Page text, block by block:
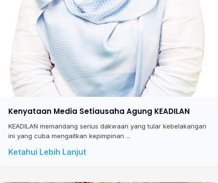
Kenyataan Media Setiausaha Agung KEADILAN
KEADILAN memandang serius dakwaan yang tular kebelakangan
ini yang cuba mengaitkan kepimpinan ...
Ketahui Lebih Lanjut